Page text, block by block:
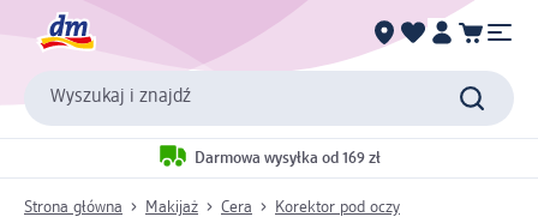
Wyszukaj i znajdź
Darmowa wysyłka od 169 zł
Strona główna Makijaż Cera Korektor pod oczy